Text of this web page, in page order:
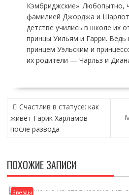
Кэмбриджские». Любопытно,
фамилией Джорджа и
детстве учились в школе их
принцы Уильям и Гарри. Ведь
принцем Уэльским и
их родители — Чарльз и
НАВИГАЦИЯ
ПО
ЗАПИСЯМ
Счастлив в статусе: как
живет Гарик Харламов
после развода
ПОХОЖИЕ ЗАПИСИ
Звезды